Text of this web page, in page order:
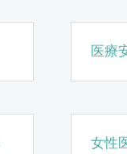
医療
女性